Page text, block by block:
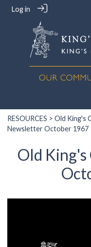
Log in
RESOURCES > Old King's
Newsletter October 1967
Old